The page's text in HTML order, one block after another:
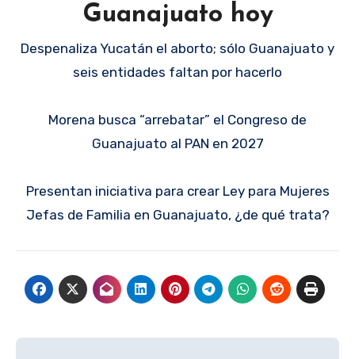
Guanajuato hoy
Despenaliza Yucatán el aborto; sólo Guanajuato y
seis entidades faltan por hacerlo
Morena busca “arrebatar” el Congreso de
Guanajuato al PAN en 2027
Presentan iniciativa para crear Ley para Mujeres
Jefas de Familia en Guanajuato, ¿de qué trata?